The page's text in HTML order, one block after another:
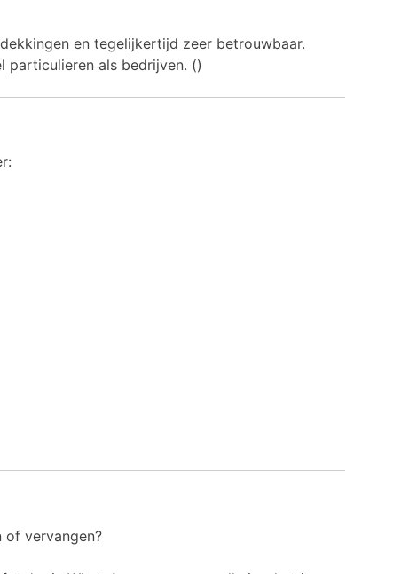
en tegelijkertijd zeer betrouwbaar.
particulieren als bedrijven. ()
of vervangen?